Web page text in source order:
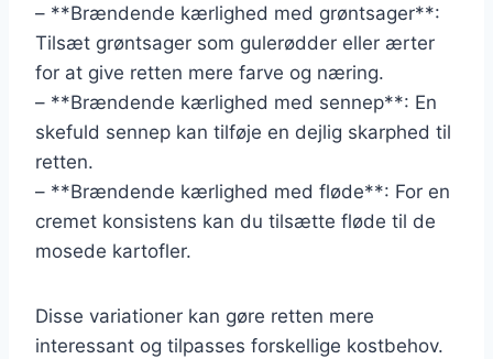
– **Brændende kærlighed med grøntsager**:
Tilsæt grøntsager som gulerødder eller ærter
for at give retten mere farve og næring.
– **Brændende kærlighed med sennep**: En
skefuld sennep kan tilføje en dejlig skarphed til
retten.
– **Brændende kærlighed med fløde**: For en
cremet konsistens kan du tilsætte fløde til de
mosede kartofler.
Disse variationer kan gøre retten mere
interessant og tilpasses forskellige kostbehov.